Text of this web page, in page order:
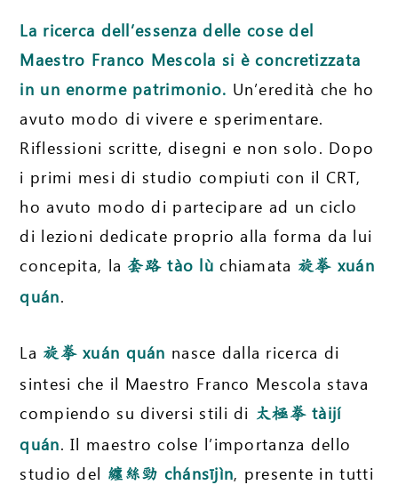
La ricerca dell’essenza delle cose del
Maestro Franco Mescola si è concretizzata
in un enorme patrimonio. Un’eredità che ho
avuto modo di vivere e sperimentare.
Riflessioni scritte, disegni e non solo. Dopo
i primi mesi di studio compiuti con il CRT,
ho avuto modo di partecipare ad un ciclo
di lezioni dedicate proprio alla forma da lui
concepita, la套路 tào lù chiamata 旋拳 xuán
quán.
La 旋拳 xuán quán nasce dalla ricerca di
sintesi che il Maestro Franco Mescola stava
compiendo su diversi stili di 太極拳 tàijí
quán. Il maestro colse l’importanza dello
studio del 纏絲勁 chánsījìn, presente in tutti